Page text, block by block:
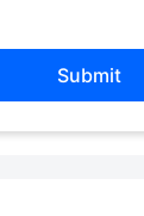
Submit